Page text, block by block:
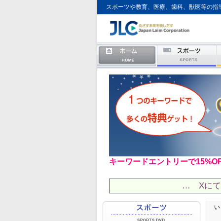
スポーツや教育、医療、歯科、獣医等の
キーワードエントリーで
… Xにて